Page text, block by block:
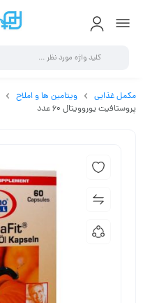
مکمل غذایی ویتامین ها و املاح
پروستافیت یوروویتال 60 عدد